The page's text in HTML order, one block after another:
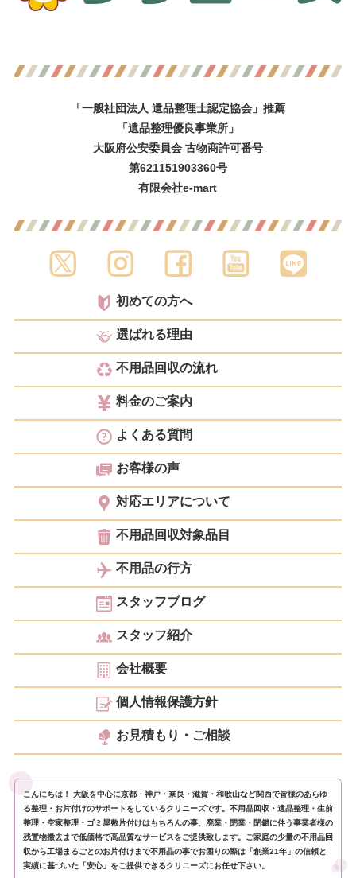
「一般社団法人 遺品整理士認定協会」推薦
「遺品整理優良事業所」
大阪府公安委員会 古物商許可番号
第621151903360号
有限会社e-mart
初めての方へ
選ばれる理由
不用品回収の流れ
料金のご案内
よくある質問
お客様の声
対応エリアについて
不用品回収対象品目
不用品の行方
スタッフブログ
スタッフ紹介
会社概要
個人情報保護方針
お見積もり・ご相談
こんにちは！ 大阪を中心に京都・神戸・奈良・滋賀・和歌山など関西で皆様のあらゆ
る整理・お片付けのサポートをしているクリニーズです。不用品回収・遺品整理・生前
整理・空家整理・ゴミ屋敷片付けはもちろんの事、廃業・閉業・閉鎖に伴う事業者様の
残置物撤去まで低価格で高品質なサービスをご提供致します。ご家庭の少量の不用品回
収から工場まるごとのお片付けまで不用品の事でお困りの際は「創業21年」の信頼と
実績に基づいた「安心」をご提供できるクリニーズにお任せ下さい。